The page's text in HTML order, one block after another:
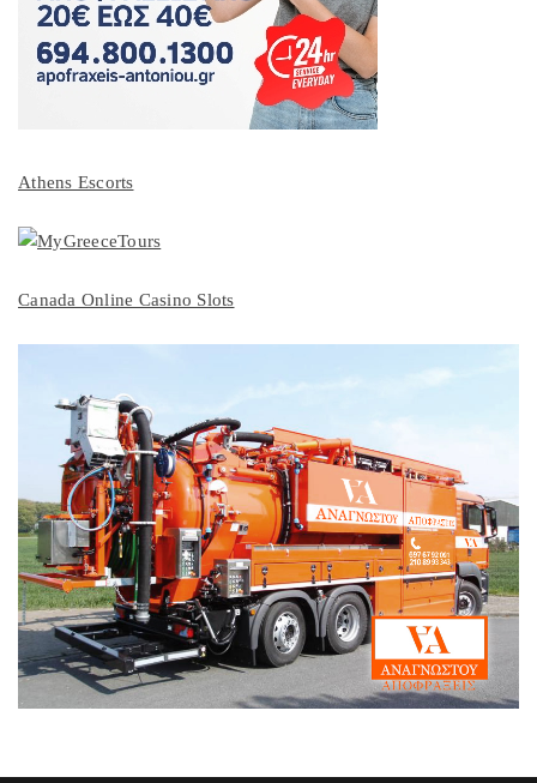
Athens Escorts
Canada Online Casino Slots